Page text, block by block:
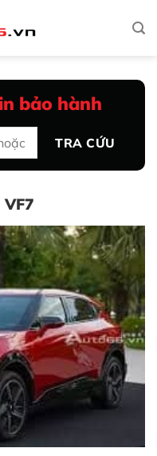
bảo hành
TRA CỨU